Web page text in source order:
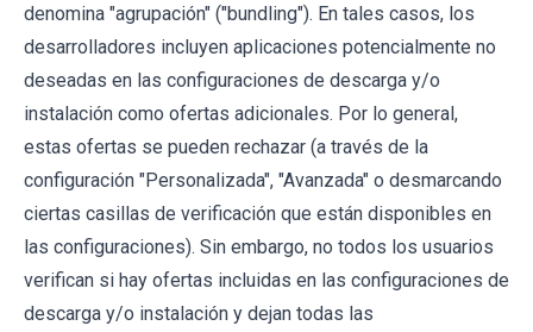
denomina "agrupación" ("bundling"). En tales casos, los
desarrolladores incluyen aplicaciones potencialmente no
deseadas en las configuraciones de descarga y/o
instalación como ofertas adicionales. Por lo general,
estas ofertas se pueden rechazar (a través de la
configuración "Personalizada", "Avanzada" o desmarcando
ciertas casillas de verificación que están disponibles en
las configuraciones). Sin embargo, no todos los usuarios
verifican si hay ofertas incluidas en las configuraciones de
descarga y/o instalación y dejan todas las